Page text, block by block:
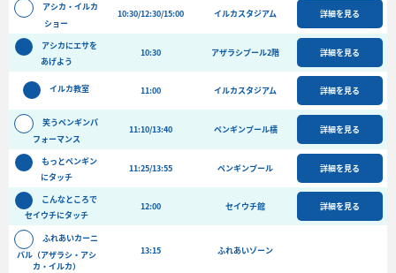
フード&ショップ
よくある質問
団体向けプラン情報 ビーチランド支援プログラム
アシカ・イルカ
ショー
10:30/12:30/15:00 イルカスタジアム 詳細を見る
アシカにエサを
あげよう
10:30 アザラシプール2階 詳細を見る
イルカ教室 11:00 イルカスタジアム 詳細を見る
笑うペンギンパ
フォーマンス
11:10/13:40 ペンギンプール横 詳細を見る
もっとペンギン
にタッチ
11:25/13:55 ペンギンプール 詳細を見る
こんなところで
セイウチにタッチ
12:00 セイウチ館 詳細を見る
ふれあいカーニ
バル（アザラシ・アシ
カ・イルカ）
13:15 ふれあいゾーン